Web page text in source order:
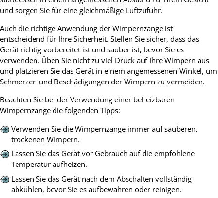
und sorgen Sie für eine gleichmäßige Luftzufuhr.
Auch die richtige Anwendung der Wimpernzange ist
entscheidend für Ihre Sicherheit. Stellen Sie sicher, dass das
Gerät richtig vorbereitet ist und sauber ist, bevor Sie es
verwenden. Üben Sie nicht zu viel Druck auf Ihre Wimpern aus
und platzieren Sie das Gerät in einem angemessenen Winkel, um
Schmerzen und Beschädigungen der Wimpern zu vermeiden.
Beachten Sie bei der Verwendung einer beheizbaren
Wimpernzange die folgenden Tipps:
Verwenden Sie die Wimpernzange immer auf sauberen,
trockenen Wimpern.
Lassen Sie das Gerät vor Gebrauch auf die empfohlene
Temperatur aufheizen.
Lassen Sie das Gerät nach dem Abschalten vollständig
abkühlen, bevor Sie es aufbewahren oder reinigen.